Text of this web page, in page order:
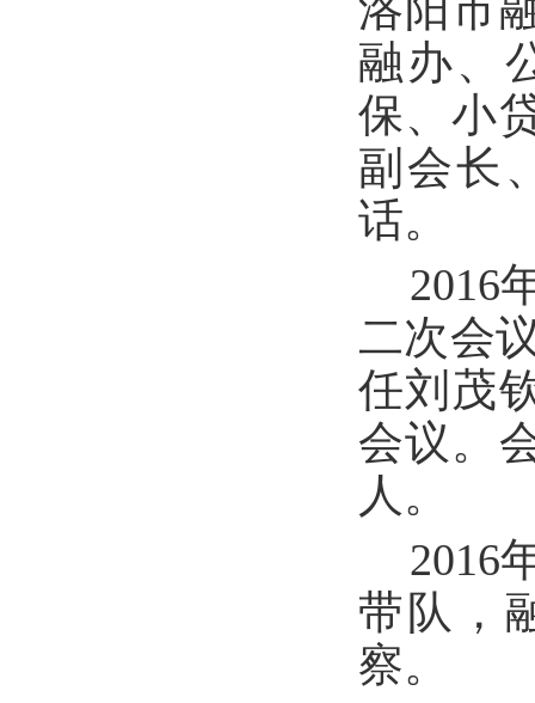
融办、
保、小
副会长
话。
2016
二次会
任刘茂
会议。
人。
2016
带队，
察。